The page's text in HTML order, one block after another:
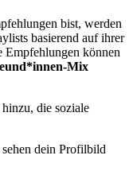
bist, werden
basierend auf ihrer
können
Mix
die soziale
dein Profilbild